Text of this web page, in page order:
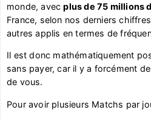
monde, avecplus de 75 millions
France, selon nos derniers
autres applis en termes de
Il est donc mathématiquement
sans payer, car il y a forcément
de vous.
Pour avoir plusieurs Matchs par